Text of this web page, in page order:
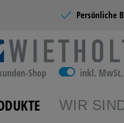
Persönliche
Shop inkl. MwSt.
WIR